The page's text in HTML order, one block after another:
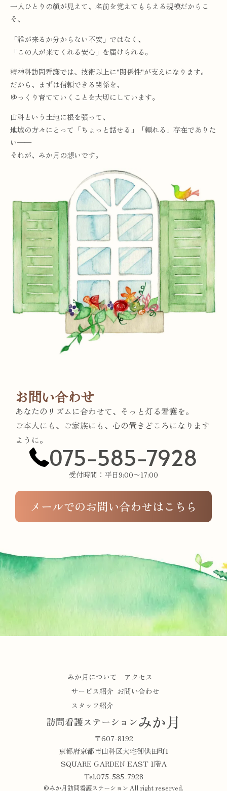
一人ひとりの顔が見えて、名前を覚えてもらえる規模だからこ
そ、
「誰が来るか分からない不安」ではなく、
「この人が来てくれる安心」を届けられる。
精神科訪問看護では、技術以上に"関係性"が支えになります。
だから、まずは信頼できる関係を、
ゆっくり育てていくことを大切にしています。
山科という土地に根を張って、
地域の方々にとって「ちょっと話せる」「頼れる」存在でありた
い──
それが、みか月の想いです。
お問い合わせ
あなたのリズムに合わせて、 そっと灯る看護を。
ご本人にも、ご家族にも、 心の置きどころになります
ように。
075-585-7928
受付時間：平日9:00〜17:00
メールでのお問い合わせはこちら
訪問看護ステーションみか月
〒607-8192
京都府京都市山科区大宅御供田町1
SQUARE GARDEN EAST 1階A
Tel.075-585-7928
みか月について
サービス紹介
スタッフ紹介
アクセス
お問い合わせ
©みか月訪問看護ステーション All right reserved.